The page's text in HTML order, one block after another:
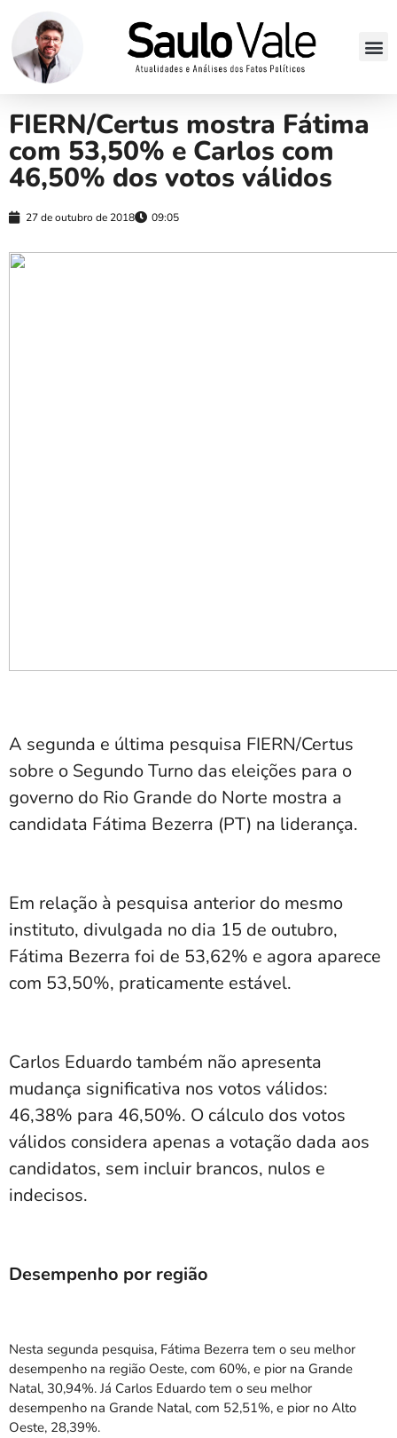
FIERN/Certus mostra Fátima
com 53,50% e Carlos com
46,50% dos votos válidos
27 de outubro de 2018 09:05
A segunda e última pesquisa FIERN/Certus
sobre o Segundo Turno das eleições para o
governo do Rio Grande do Norte mostra a
candidata Fátima Bezerra (PT) na liderança.
Em relação à pesquisa anterior do mesmo
instituto, divulgada no dia 15 de outubro,
Fátima Bezerra foi de 53,62% e agora aparece
com 53,50%, praticamente estável.
Carlos Eduardo também não apresenta
mudança significativa nos votos válidos:
46,38% para 46,50%. O cálculo dos votos
válidos considera apenas a votação dada aos
candidatos, sem incluir brancos, nulos e
indecisos.
Desempenho por região
Nesta segunda pesquisa, Fátima Bezerra tem o seu melhor
desempenho na região Oeste, com 60%, e pior na Grande
Natal, 30,94%. Já Carlos Eduardo tem o seu melhor
desempenho na Grande Natal, com 52,51%, e pior no Alto
Oeste, 28,39%.